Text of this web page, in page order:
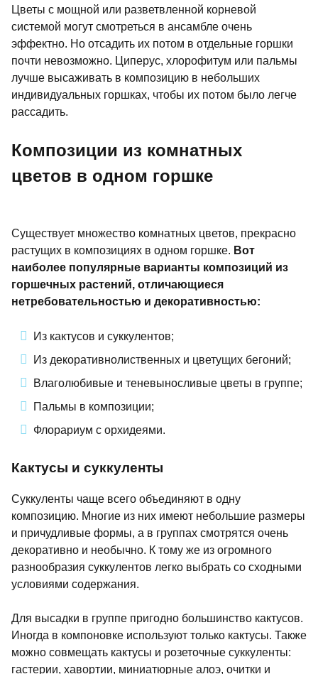
Цветы с мощной или разветвленной корневой
системой могут смотреться в ансамбле очень
эффектно. Но отсадить их потом в отдельные горшки
почти невозможно. Циперус, хлорофитум или пальмы
лучше высаживать в композицию в небольших
индивидуальных горшках, чтобы их потом было легче
рассадить.
Композиции из комнатных
цветов в одном горшке
Существует множество комнатных цветов, прекрасно
растущих в композициях в одном горшке. Вот
наиболее популярные варианты композиций из
горшечных растений, отличающиеся
нетребовательностью и декоративностью:
Из кактусов и суккулентов;
Из декоративнолиственных и цветущих бегоний;
Влаголюбивые и теневыносливые цветы в группе;
Пальмы в композиции;
Флорариум с орхидеями.
Кактусы и суккуленты
Суккуленты чаще всего объединяют в одну
композицию. Многие из них имеют небольшие размеры
и причудливые формы, а в группах смотрятся очень
декоративно и необычно. К тому же из огромного
разнообразия суккулентов легко выбрать со сходными
условиями содержания.
Для высадки в группе пригодно большинство кактусов.
Иногда в компоновке используют только кактусы. Также
можно совмещать кактусы и розеточные суккуленты:
гастерии, хавортии, миниатюрные алоэ, очитки и